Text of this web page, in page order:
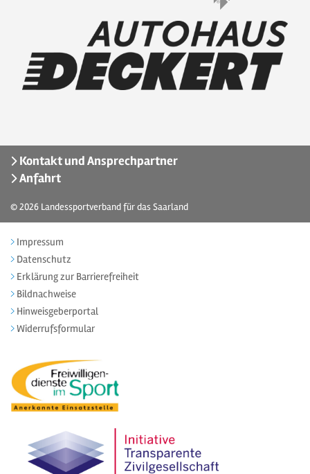
Kontakt und Ansprechpartner
Anfahrt
© 2026 Landessportverband für das Saarland
Impressum
Datenschutz
Erklärung zur Barrierefreiheit
Bildnachweise
Hinweisgeberportal
Widerrufsformular